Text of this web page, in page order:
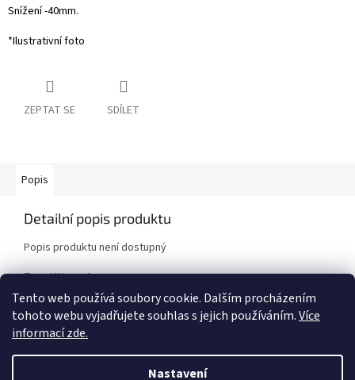
Tento web používá soubory cookie. Dalším procházením
tohoto webu vyjadřujete souhlas s jejich používáním.Více
informací zde.
Nastavení
Snížení -40mm.
*Ilustrativní foto
ZEPTAT SE SDÍLET
Popis
Detailní popis produktu
Popis produktu není dostupný
Doplňkové parametry
Kategorie:
Výprodej
Značka vozidla:
Nissan